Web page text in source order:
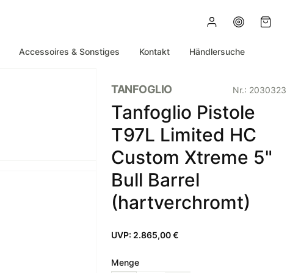
Accessoires & Sonstiges Kontakt Händlersuche
TANFOGLIO Nr.: 2030323
Tanfoglio Pistole
T97L Limited HC
Custom Xtreme 5"
Bull Barrel
(hartverchromt)
UVP: 2.865,00 €
Menge